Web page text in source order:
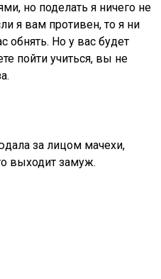
но поделать я ничего не
я вам противен, то я ни
обнять. Но у вас будет
пойти учиться, вы не
за лицом мачехи,
выходит замуж.